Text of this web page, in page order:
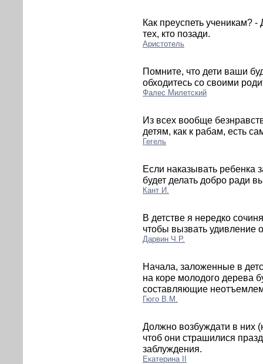
Как преуспеть ученикам? -
тех, кто позади.
Аристотель
Помните, что дети ваши
обходитесь со своими
Фалес Милетский
Из всех вообще
детям, как к рабам, есть
Гегель
Если наказывать ребенка
будет делать добро ради
Кант И.
В детстве я нередко
чтобы вызвать удивление
Дарвин Ч.Р.
Начала, заложенные в
на коре молодого дерева
составляющие
Гюго В.М.
Должно возбуждати в них
чтоб они страшилися
заблуждения.
Екатерина II